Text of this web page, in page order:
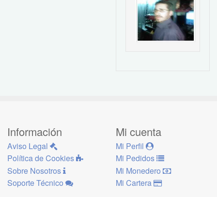
Información
Aviso Legal
Política de Cookies
Sobre Nosotros
Soporte Técnico
Mi cuenta
Mi Perfil
Mi Pedidos
Mi Monedero
Mi Cartera